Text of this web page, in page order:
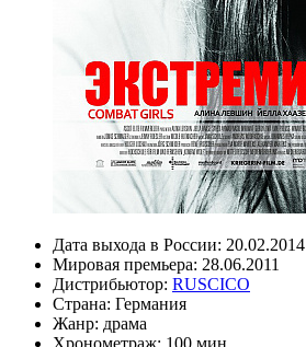
Дата выхода в России: 20.02.2014
Мировая премьера: 28.06.2011
Дистрибьютор: RUSCICO
Страна: Германия
Жанр: драма
Хронометраж: 100 мин.